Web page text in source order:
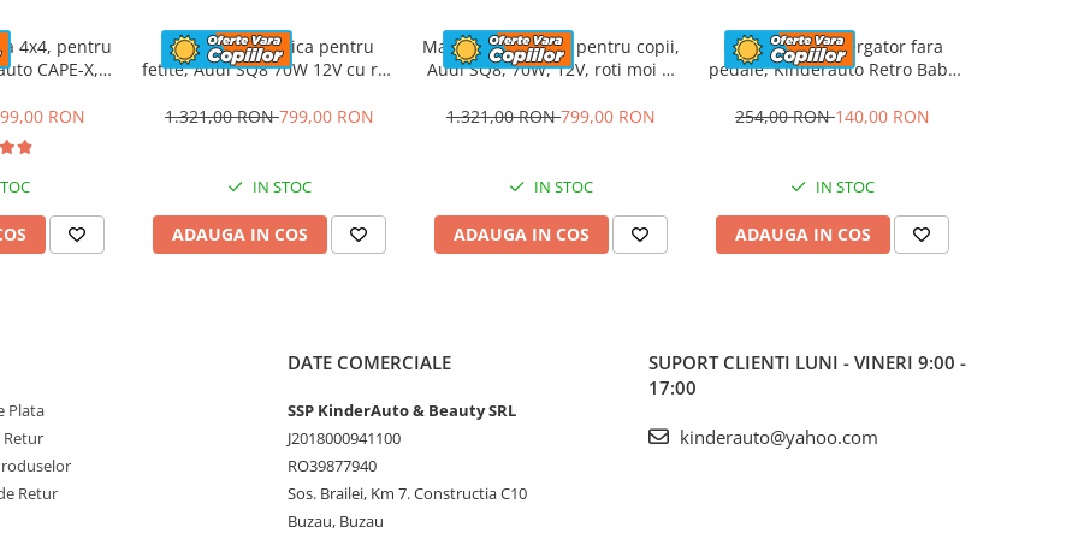
masinuta ,
prin capacitatea
, atentia
pentru copil
4x4, pentru
CAPE-X,
RON
Masinuta electrica pentru
fetite, Audi SQ8 70W 12V cu roti
telecomanda, roz
1.321,00 RON799,00 RON
IN STOC
ADAUGA IN COS
Masinuta electrica pentru copii,
Audi SQ8, 70W, 12V, roti moi si
1.321,00 RON799,00 RON
IN STOC
ADAUGA IN COS
Masinuta premergator fara
pedale, Kinderauto Retro Baby
254,00 RON140,00 RON
IN STOC
ADAUGA IN COS
Plata
Retur
Retur
DATE COMERCIALE
SSP KinderAuto & Beauty SRL
J2018000941100
RO39877940
Sos. Brailei, Km 7. Constructia C10
Buzau, Buzau
SUPORT CLIENTI LUNI - VINERI 9:00 -
17:00
kinderauto@yahoo.com